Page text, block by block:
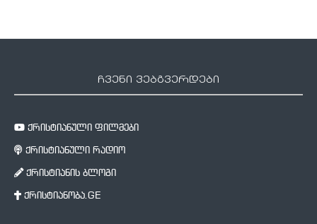
ჩვენი ვებგვერდები
ქრისტიანული ფილმები
ქრისტიანული რადიო
ქრისტიანის ბლოგი
ქრისტიანობა.GE